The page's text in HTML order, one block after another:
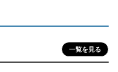
一覧を見る